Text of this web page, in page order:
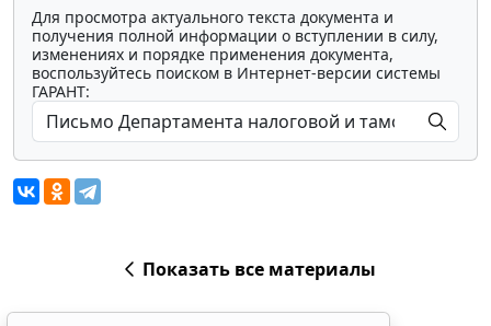
Для просмотра актуального текста документа и
получения полной информации о вступлении в силу,
изменениях и порядке применения документа,
воспользуйтесь поиском в Интернет-версии системы
ГАРАНТ:
Показать все материалы